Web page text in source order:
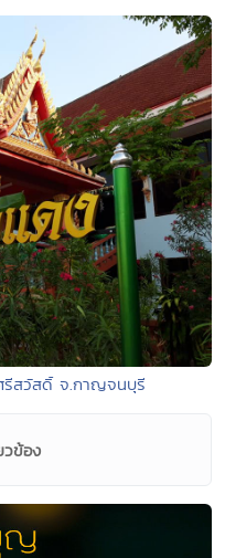
รีสวัสดิ์ จ.กาญจนบุรี
วข้อง